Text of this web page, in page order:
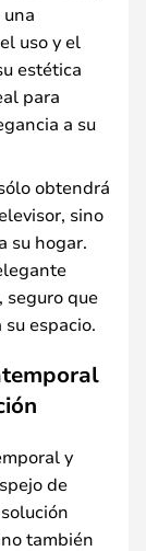
uso y el
estética
para
a su
obtendrá
sino
su hogar.
seguro que
espacio.
y
de
también